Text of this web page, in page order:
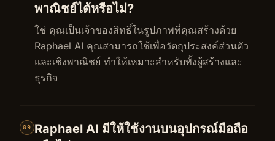
พาณิชย์ได้หรือไม่?
ใช่ คุณเป็นเจ้าของสิทธิ์ในรูปภาพที่คุณสร้างด้วย
Raphael AI คุณสามารถใช้เพื่อวัตถุประสงค์ส่วนตัว
และเชิงพาณิชย์ ทำให้เหมาะสำหรับทั้งผู้สร้างและ
ธุรกิจ
09
Raphael AI มีให้ใช้งานบนอุปกรณ์มือถือ